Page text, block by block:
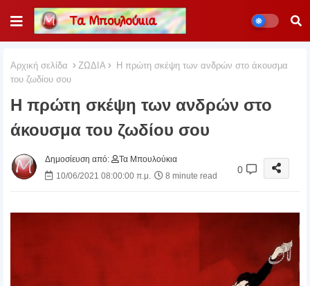
Αρχική σελίδα ΖΩΔΙΑ
Η πρώτη σκέψη των ανδρών στο άκουσμα
του ζωδίου σου
Η πρώτη σκέψη των ανδρών στο
άκουσμα του ζωδίου σου
Δημοσίευση από:
Τα Μπουλούκια
10/06/2021 08:00:00 π.μ.
8 minute read
0